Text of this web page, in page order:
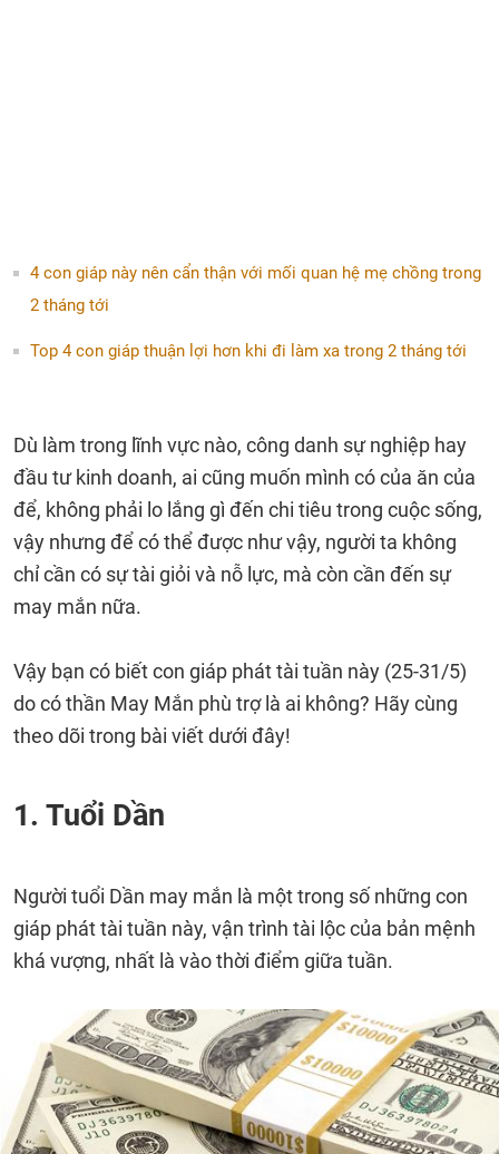
4 con giáp này nên cẩn thận với mối quan hệ mẹ chồng trong
2 tháng tới
Top 4 con giáp thuận lợi hơn khi đi làm xa trong 2 tháng tới
Dù làm trong lĩnh vực nào, công danh sự nghiệp hay
đầu tư kinh doanh, ai cũng muốn mình có của ăn của
để, không phải lo lắng gì đến chi tiêu trong cuộc sống,
vậy nhưng để có thể được như vậy, người ta không
chỉ cần có sự tài giỏi và nỗ lực, mà còn cần đến sự
may mắn nữa.
Vậy bạn có biết con giáp phát tài tuần này (25-31/5)
do có thần May Mắn phù trợ là ai không? Hãy cùng
theo dõi trong bài viết dưới đây!
1. Tuổi Dần
Người tuổi Dần may mắn là một trong số những con
giáp phát tài tuần này, vận trình tài lộc của bản mệnh
khá vượng, nhất là vào thời điểm giữa tuần.